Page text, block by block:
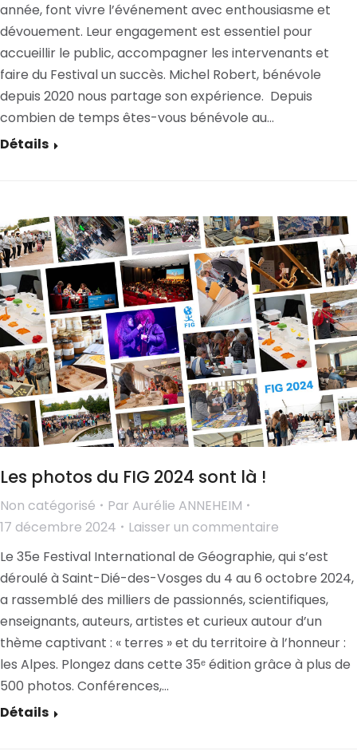
année, font vivre l’événement avec enthousiasme et
dévouement. Leur engagement est essentiel pour
accueillir le public, accompagner les intervenants et
faire du Festival un succès. Michel Robert, bénévole
depuis 2020 nous partage son expérience. Depuis
combien de temps êtes-vous bénévole au…
Détails
Les photos du FIG 2024 sont là !
Non catégorisé Par Aurélie ANNEHEIM
17 décembre 2024
Laisser un commentaire
Le 35e Festival International de Géographie, qui s’est
déroulé à Saint-Dié-des-Vosges du 4 au 6 octobre 2024,
a rassemblé des milliers de passionnés, scientifiques,
enseignants, auteurs, artistes et curieux autour d’un
thème captivant : « terres » et du territoire à l’honneur :
les Alpes. Plongez dans cette 35ᵉ édition grâce à plus de
500 photos. Conférences,…
Détails